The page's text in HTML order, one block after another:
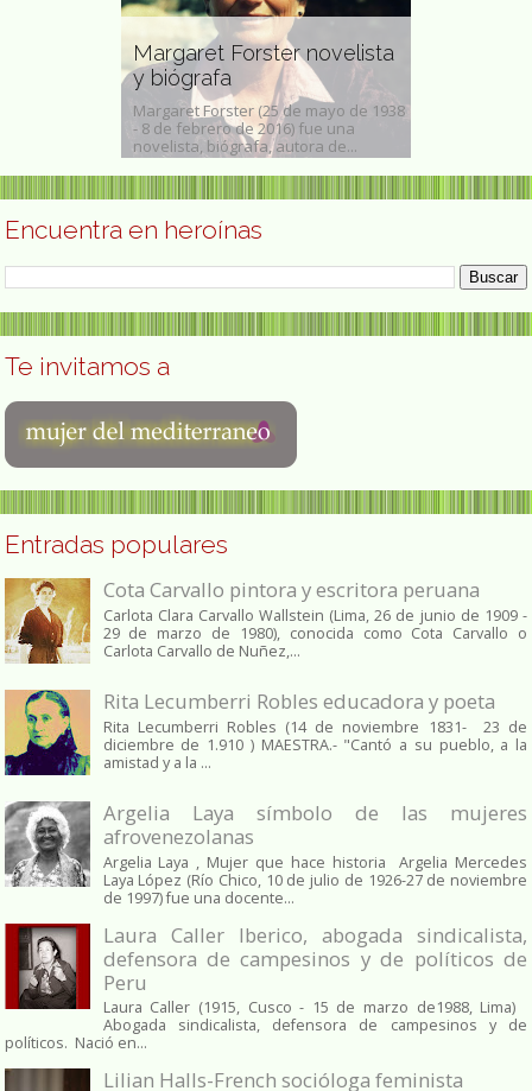
Margaret Forster novelista
y biógrafa
Margaret Forster (25 de mayo de 1938
- 8 de febrero de 2016) fue una
novelista, biógrafa, autora de...
Encuentra en heroínas
Te invitamos a
Entradas populares
Cota Carvallo pintora y escritora peruana
Carlota Clara Carvallo Wallstein (Lima, 26 de junio de 1909 -
29 de marzo de 1980), conocida como Cota Carvallo o
Carlota Carvallo de Nuñez,...
Rita Lecumberri Robles educadora y poeta
Rita Lecumberri Robles (14 de noviembre 1831- 23 de
diciembre de 1.910 ) MAESTRA.- "Cantó a su pueblo, a la
amistad y a la ...
Argelia Laya símbolo de las mujeres
afrovenezolanas
Argelia Laya , Mujer que hace historia Argelia Mercedes
Laya López (Río Chico, 10 de julio de 1926-27 de noviembre
de 1997) fue una docente...
Laura Caller Iberico, abogada sindicalista,
defensora de campesinos y de políticos de
Peru
Laura Caller (1915, Cusco - 15 de marzo de1988, Lima)
Abogada sindicalista, defensora de campesinos y de
políticos. Nació en...
Lilian Halls-French socióloga feminista